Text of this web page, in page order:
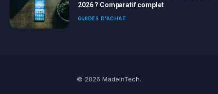
2026 ? Comparatif complet
GUIDES D'ACHAT
© 2026 MadeInTech.